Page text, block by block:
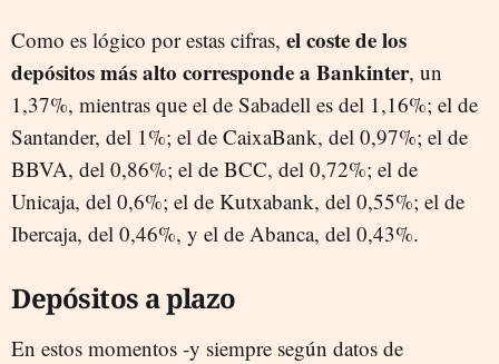
Como es lógico por estas cifras, el coste de los
depósitos más alto corresponde a Bankinter, un
1,37%, mientras que el de Sabadell es del 1,16%; el de
Santander, del 1%; el de CaixaBank, del 0,97%; el de
BBVA, del 0,86%; el de BCC, del 0,72%; el de
Unicaja, del 0,6%; el de Kutxabank, del 0,55%; el de
Ibercaja, del 0,46%, y el de Abanca, del 0,43%.
Depósitos a plazo
En estos momentos -y siempre según datos de